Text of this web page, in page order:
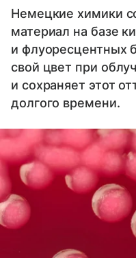
Немецкие химики
материал на базе
и флуоресцентных
свой цвет при
и сохраняет этот
долгого времени.